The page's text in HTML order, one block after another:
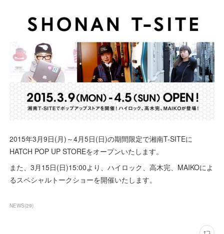
2015年3月9日(月)～4月5日(日)の期間限定で湘南T-SITEに
HATCH POP UP STOREをオープンいたします。
また、3月15日(日)15:00より、ハイロック、高木完、MAIKOによ
るスペシャルトークショーを開催いたします。
NEWS(29)